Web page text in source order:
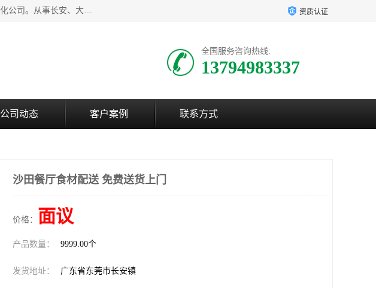
广东食安膳食管理服务有限公司是一家集干货粮油、肉禽蔬菜等食品加工、配送及食堂承包于一体的专业化公司。从事长安、大朗、大岭山、厚街、虎门等地区的蔬菜配送服务。 专业的服务队伍，以及完善的服务机制，经过多年的努力拼搏，赢得了广大客户的信赖和支持。 资质认证
全国服务咨询热线:
13794983337
公司动态 客户案例 联系方式
沙田餐厅食材配送 免费送货上门
价格： 面议
产品数量： 9999.00个
发货地址： 广东省东莞市长安镇